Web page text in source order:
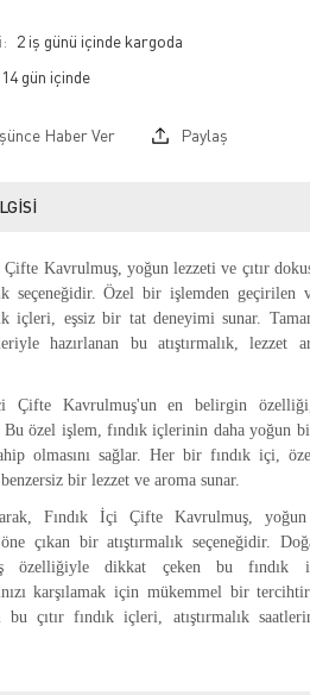
2 iş günü içinde kargoda
Haber Ver Paylaş
Çifte Kavrulmuş, yoğun lezzeti ve çıtır
seçeneğidir. Özel bir işlemden
içleri, eşsiz bir tat deneyimi sunar.
hazırlanan bu atıştırmalık, lezzet
Çifte Kavrulmuş'un en belirgin
Bu özel işlem, fındık içlerinin daha yoğun
olmasını sağlar. Her bir fındık içi,
bir lezzet ve aroma sunar.
Fındık İçi Çifte Kavrulmuş,
öne çıkan bir atıştırmalık seçeneğidir.
özelliğiyle dikkat çeken bu fındık
karşılamak için mükemmel bir
bu çıtır fındık içleri, atıştırmalık